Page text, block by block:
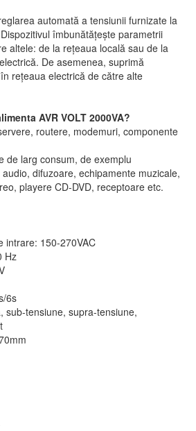
automată a tensiunii furnizate la
îmbunătățește parametrii
altele: de la rețeaua locală sau de la
De asemenea, suprimă
rețeaua electrică de către alte
AVR VOLT 2000VA?
routere, modemuri, componente
de larg consum, de exemplu
difuzoare, echipamente muzicale,
playere CD-DVD, receptoare etc.
intrare: 150-270VAC
Hz
6s
sub-tensiune, supra-tensiune,